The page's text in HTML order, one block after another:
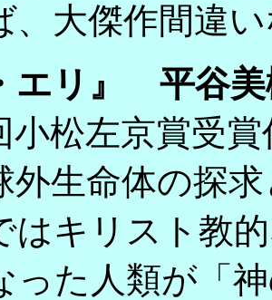
、大傑作間違
エリ』 平谷
松左京賞受賞
外生命体の探
はキリスト教
った人類が「